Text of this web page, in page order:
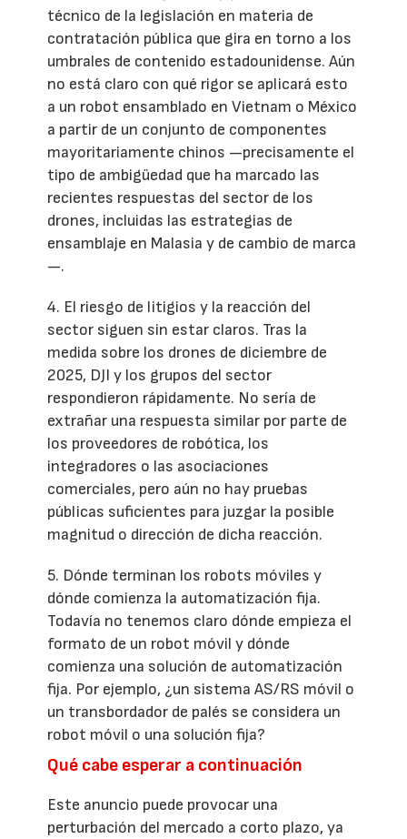
técnico de la legislación en materia de
contratación pública que gira en torno a los
umbrales de contenido estadounidense. Aún
no está claro con qué rigor se aplicará esto
a un robot ensamblado en Vietnam o México
a partir de un conjunto de componentes
mayoritariamente chinos —precisamente el
tipo de ambigüedad que ha marcado las
recientes respuestas del sector de los
drones, incluidas las estrategias de
ensamblaje en Malasia y de cambio de marca
—.
4. El riesgo de litigios y la reacción del
sector siguen sin estar claros. Tras la
medida sobre los drones de diciembre de
2025, DJI y los grupos del sector
respondieron rápidamente. No sería de
extrañar una respuesta similar por parte de
los proveedores de robótica, los
integradores o las asociaciones
comerciales, pero aún no hay pruebas
públicas suficientes para juzgar la posible
magnitud o dirección de dicha reacción.
5. Dónde terminan los robots móviles y
dónde comienza la automatización fija.
Todavía no tenemos claro dónde empieza el
formato de un robot móvil y dónde
comienza una solución de automatización
fija. Por ejemplo, ¿un sistema AS/RS móvil o
un transbordador de palés se considera un
robot móvil o una solución fija?
Qué cabe esperar a continuación
Este anuncio puede provocar una
perturbación del mercado a corto plazo, ya